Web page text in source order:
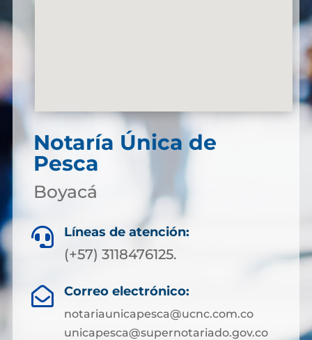
Notaría Única de
Pesca
Boyacá
 Líneas de atención:
(+57) 3118476125.
 Correo electrónico:
notariaunicapesca@ucnc.com.co
unicapesca@supernotariado.gov.co